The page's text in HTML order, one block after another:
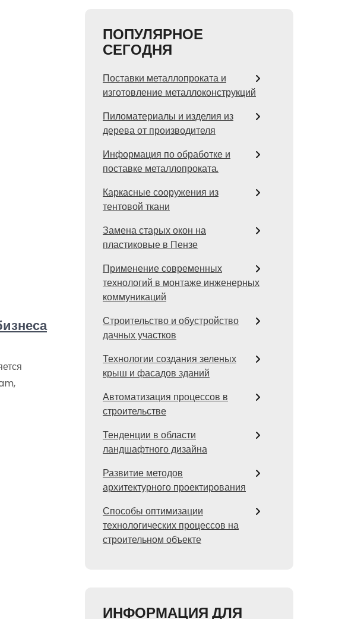
ПОПУЛЯРНОЕ
СЕГОДНЯ
Поставки металлопроката и
изготовление металлоконструкций
Пиломатериалы и изделия из
дерева от производителя
Информация по обработке и
поставке металлопроката.
Каркасные сооружения из
тентовой ткани
Замена старых окон на
пластиковые в Пензе
Применение современных
технологий в монтаже инженерных
коммуникаций
Строительство и обустройство
дачных участков
Технологии создания зеленых
крыш и фасадов зданий
Автоматизация процессов в
строительстве
Тенденции в области
ландшафтного дизайна
Развитие методов
архитектурного проектирования
Способы оптимизации
технологических процессов на
строительном объекте
ИНФОРМАЦИЯ ДЛЯ